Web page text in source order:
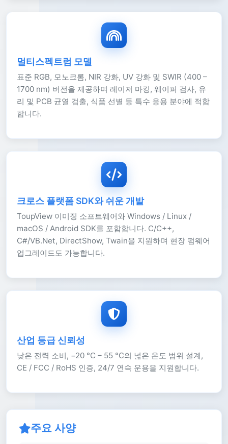
멀티스펙트럼 모델
표준 RGB, 모노크롬, NIR 강화, UV 강화 및 SWIR (400 –
1700 nm) 버전을 제공하며 레이저 마킹, 웨이퍼 검사, 유
리 및 PCB 균열 검출, 식품 선별 등 특수 응용 분야에 적합
합니다.
크로스 플랫폼 SDK와 쉬운 개발
ToupView 이미징 소프트웨어와 Windows / Linux /
macOS / Android SDK를 포함합니다. C/C++,
C#/VB.Net, DirectShow, Twain을 지원하며 현장 펌웨어
업그레이드도 가능합니다.
산업 등급 신뢰성
낮은 전력 소비, −20 °C – 55 °C의 넓은 온도 범위 설계,
CE / FCC / RoHS 인증, 24/7 연속 운용을 지원합니다.
주요 사양